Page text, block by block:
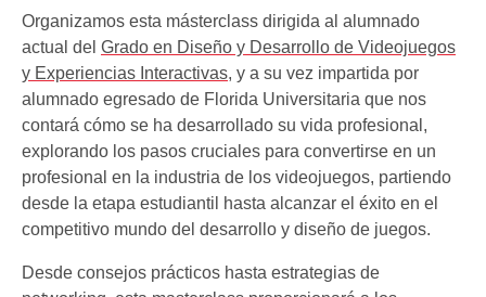
Organizamos esta másterclass dirigida al alumnado
actual del Grado en Diseño y Desarrollo de Videojuegos
y Experiencias Interactivas, y a su vez impartida por
alumnado egresado de Florida Universitaria que nos
contará cómo se ha desarrollado su vida profesional,
explorando los pasos cruciales para convertirse en un
profesional en la industria de los videojuegos, partiendo
desde la etapa estudiantil hasta alcanzar el éxito en el
competitivo mundo del desarrollo y diseño de juegos.
Desde consejos prácticos hasta estrategias de